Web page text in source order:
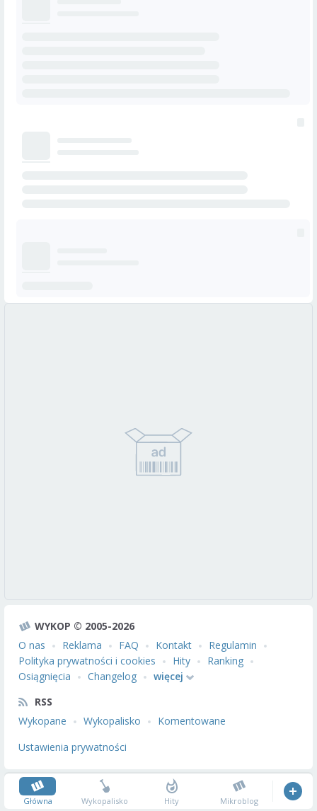
WYKOP © 2005-2026
O nas
Reklama FAQ Kontakt
Regulamin
Polityka prywatności i cookies
Hity
Ranking
Osiągnięcia
Changelog
więcej
RSS
Wykopane
Wykopalisko
Komentowane
Ustawienia prywatności
Główna Wykopalisko Hity Mikroblog